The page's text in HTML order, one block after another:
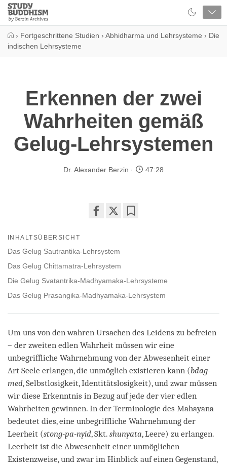
Close
Study
Buddhism
› Fortgeschrittene Studien › Abhidharma und Lehrsysteme › Die
indischen Lehrsysteme
Erkennen der zwei
Wahrheiten gemäß
Gelug-Lehrsystemen
Dr. Alexander Berzin 47:28
facebook
INHALTSÜBERSICHT
Das Gelug Sautrantika-Lehrsystem
Das Gelug Chittamatra-Lehrsystem
Die Gelug Svatantrika-Madhyamaka-Lehrsysteme
Das Gelug Prasangika-Madhyamaka-Lehrsystem
Um uns von den wahren Ursachen des Leidens zu befreien
– der zweiten edlen Wahrheit müssen wir eine
unbegriffliche Wahrnehmung von der Abwesenheit einer
Art Seele erlangen, die unmöglich existieren kann (bdag-
med, Selbstlosigkeit, Identitätslosigkeit), und zwar müssen
wir diese Erkenntnis in Bezug auf jede der vier edlen
Wahrheiten gewinnen. In der Terminologie des Mahayana
bedeutet dies, eine unbegriffliche Wahrnehmung der
Leerheit (stong-pa-nyid, Skt. shunyata, Leere) zu erlangen.
Leerheit ist die Abwesenheit einer unmöglichen
Existenzweise, und zwar im Hinblick auf einen Gegenstand,